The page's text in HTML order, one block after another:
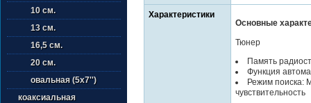
10 см.
13 см.
16,5 см.
20 см.
овальная (5х7'')
коаксиальная
Характеристики
Основные
Тюнер
Память
Функция
Режим поиска:
чувствительность